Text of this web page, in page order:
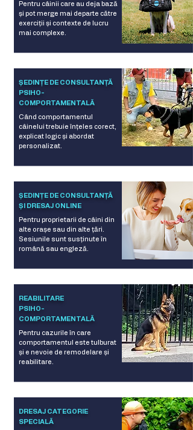
Pentru câinii care au deja bază
și pot merge mai departe către
exerciții și contexte de lucru
mai complexe.
ȘEDINȚE DE CONSULTANȚĂ
PSIHO-
COMPORTAMENTALĂ
Când comportamentul
câinelui trebuie înțeles corect,
explicat logic și abordat
personalizat.
ȘEDINȚE DE CONSULTANȚĂ
ȘI DRESAJ ONLINE
Pentru proprietarii de câini din
alte orașe sau din alte țări.
Sesiunile sunt susținute în
română sau engleză.
REABILITARE
PSIHO-
COMPORTAMENTALĂ
Pentru cazurile în care
comportamentul este tulburat
și e nevoie de remodelare și
reabilitare.
DRESAJ CATEGORIE
SPECIALĂ